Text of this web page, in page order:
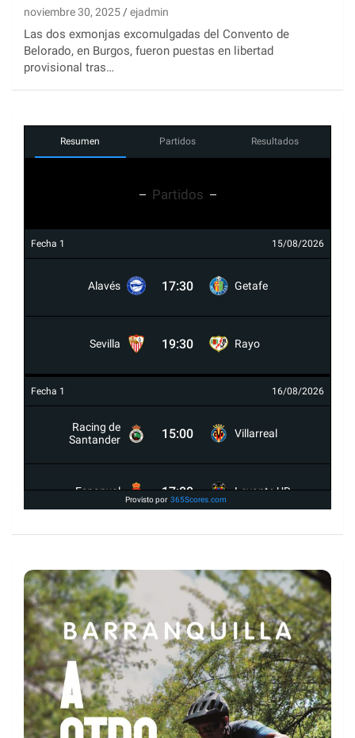
noviembre 30, 2025 ejadmin
Las dos exmonjas excomulgadas del Convento de
Belorado, en Burgos, fueron puestas en libertad
provisional tras…
Resumen Partidos Resultados
Partidos
Fecha 1 15/08/2026
Alavés 17:30 Getafe
Sevilla 19:30 Rayo
Fecha 1 16/08/2026
Racing de
Santander
15:00 Villarreal
Espanyol 17:00 Levante UD
Provisto por 365Scores.com